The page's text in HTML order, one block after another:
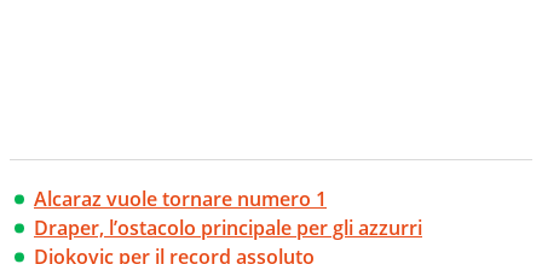
Alcaraz vuole tornare numero 1
Draper, l’ostacolo principale per gli azzurri
Djokovic per il record assoluto